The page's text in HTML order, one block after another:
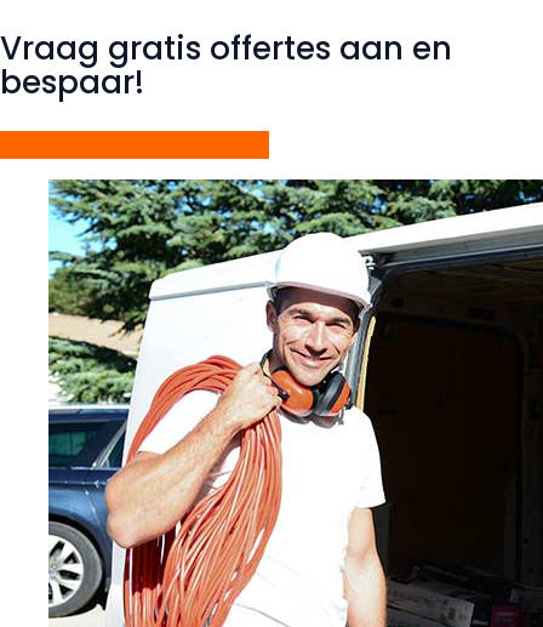
Vraag gratis offertes aan en
bespaar!